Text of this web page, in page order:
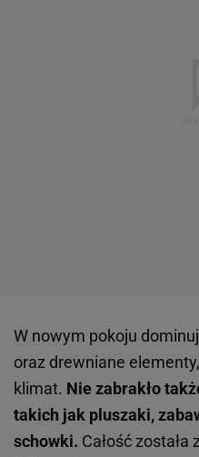
W nowym pokoju
oraz drewniane
klimat. Nie zabrakło
takich jak pluszaki,
schowki. Całość